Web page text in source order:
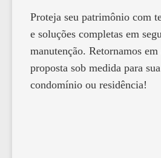
Proteja seu patrimônio com
e soluções completas em
manutenção. Retornamos
proposta sob medida para
condomínio ou residência!